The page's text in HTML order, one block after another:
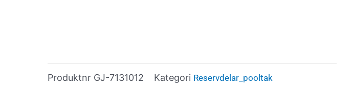
Produktnr GJ-7131012 Kategori Reservdelar_pooltak